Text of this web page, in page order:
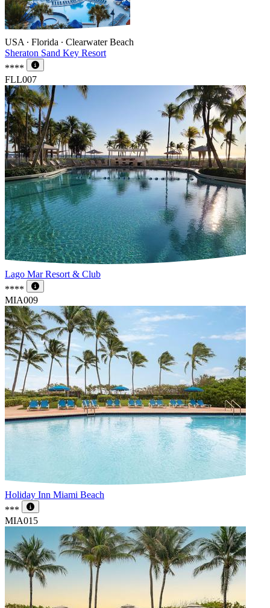
USA ∙ Florida ∙ Clearwater Beach
Sheraton Sand Key Resort
****
FLL007
Lago Mar Resort & Club
****
MIA009
Holiday Inn Miami Beach
***
MIA015